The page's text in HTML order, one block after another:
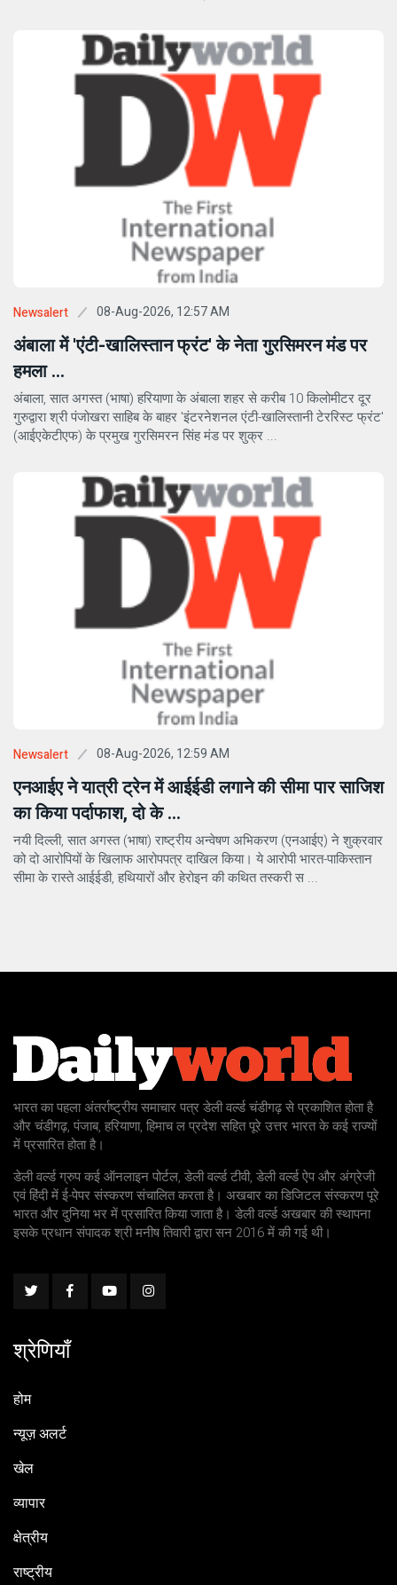
Newsalert 08-Aug-2026, 12:57 AM
अंबाला में 'एंटी-खालिस्तान फ्रंट' के नेता गुरसिमरन मंड पर
हमला ...
अंबाला, सात अगस्त (भाषा) हरियाणा के अंबाला शहर से करीब 10 किलोमीटर दूर
गुरुद्वारा श्री पंजोखरा साहिब के बाहर 'इंटरनेशनल एंटी-खालिस्तानी टेररिस्ट फ्रंट'
(आईएकेटीएफ) के प्रमुख गुरसिमरन सिंह मंड पर शुक्र ...
Newsalert 08-Aug-2026, 12:59 AM
एनआईए ने यात्री ट्रेन में आईईडी लगाने की सीमा पार साजिश
का किया पर्दाफाश, दो के ...
नयी दिल्ली, सात अगस्त (भाषा) राष्ट्रीय अन्वेषण अभिकरण (एनआईए) ने शुक्रवार
को दो आरोपियों के खिलाफ आरोपपत्र दाखिल किया। ये आरोपी भारत-पाकिस्तान
सीमा के रास्ते आईईडी, हथियारों और हेरोइन की कथित तस्करी स ...
भारत का पहला अंतर्राष्ट्रीय समाचार पत्र डेली वर्ल्ड चंडीगढ़ से प्रकाशित होता है
और चंडीगढ़, पंजाब, हरियाणा, हिमाच ल प्रदेश सहित पूरे उत्तर भारत के कई राज्यों
में प्रसारित होता है।
डेली वर्ल्ड ग्रुप कई ऑनलाइन पोर्टल, डेली वर्ल्ड टीवी, डेली वर्ल्ड ऐप और अंग्रेजी
एवं हिंदी में ई-पेपर संस्करण संचालित करता है। अखबार का डिजिटल संस्करण पूरे
भारत और दुनिया भर में प्रसारित किया जाता है। डेली वर्ल्ड अखबार की स्थापना
इसके प्रधान संपादक श्री मनीष तिवारी द्वारा सन 2016 में की गई थी।
श्रेणियाँ
होम
न्यूज़ अलर्ट
खेल
व्यापार
क्षेत्रीय
राष्ट्रीय